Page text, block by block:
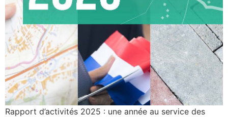
Rapport d’activités 2025 : une année au service des